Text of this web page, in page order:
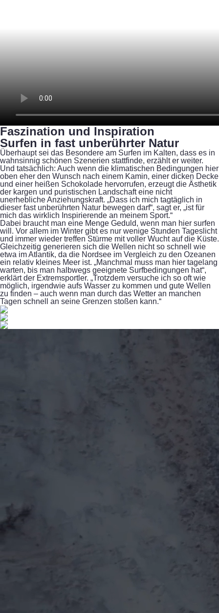
Faszination und Inspiration
Surfen in fast unberührter Natur
Überhaupt sei das Besondere am Surfen im Kalten, dass es in
wahnsinnig schönen Szenerien stattfinde, erzählt er weiter.
Und tatsächlich: Auch wenn die klimatischen Bedingungen hier
oben eher den Wunsch nach einem Kamin, einer dicken Decke
und einer heißen Schokolade hervorrufen, erzeugt die Ästhetik
der kargen und puristischen Landschaft eine nicht
unerhebliche Anziehungskraft. „Dass ich mich tagtäglich in
dieser fast unberührten Natur bewegen darf“, sagt er, „ist für
mich das wirklich Inspirierende an meinem Sport.“
Dabei braucht man eine Menge Geduld, wenn man hier surfen
will. Vor allem im Winter gibt es nur wenige Stunden Tageslicht
und immer wieder treffen Stürme mit voller Wucht auf die Küste.
Gleichzeitig generieren sich die Wellen nicht so schnell wie
etwa im Atlantik, da die Nordsee im Vergleich zu den Ozeanen
ein relativ kleines Meer ist. „Manchmal muss man hier tagelang
warten, bis man halbwegs geeignete Surfbedingungen hat“,
erklärt der Extremsportler. „Trotzdem versuche ich so oft wie
möglich, irgendwie aufs Wasser zu kommen und gute Wellen
zu finden – auch wenn man durch das Wetter an manchen
Tagen schnell an seine Grenzen stoßen kann.“